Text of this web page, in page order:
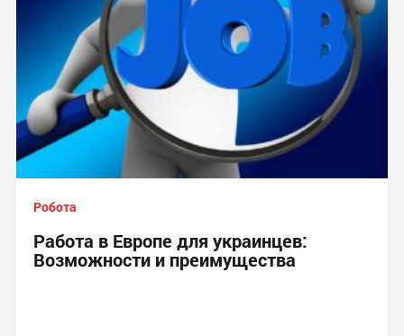
Робота
Работа в Европе для украинцев:
Возможности и преимущества